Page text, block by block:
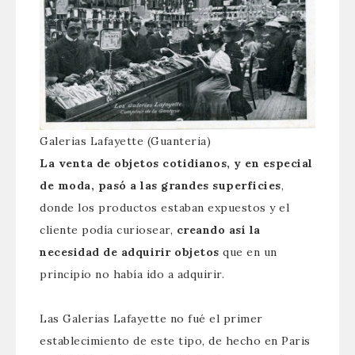
Galerias Lafayette (Guanteria)
La venta de objetos cotidianos, y en especial
de moda, pasó a las grandes superficies,
donde los productos estaban expuestos y el
cliente podía curiosear, creando así la
necesidad de adquirir objetos que en un
principio no había ido a adquirir.
Las Galerias Lafayette no fué el primer
establecimiento de este tipo, de hecho en Paris